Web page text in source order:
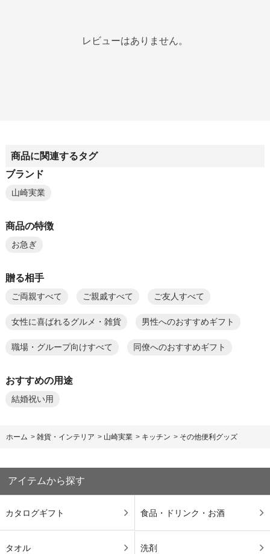
レビューはありません。
商品に関連するタグ
ブランド
山崎実業
商品の特徴
お急ぎ
贈る相手
ご両親すべて ご親戚すべて ご友人すべて
女性に喜ばれるグルメ・雑貨 男性へのおすすめギフト
職場・グループ向けすべて 同僚へのおすすめギフト
おすすめの用途
結婚祝い用
ホーム > 雑貨・インテリア > 山崎実業 > キッチン > その他便利グッズ
アイテムから探す
カタログギフト 食品・ドリンク・お酒
タオル 洗剤